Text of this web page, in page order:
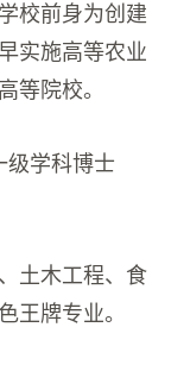
校前身为创建
实施高等农业
等院校。
级学科博士
土木工程、食
王牌专业。